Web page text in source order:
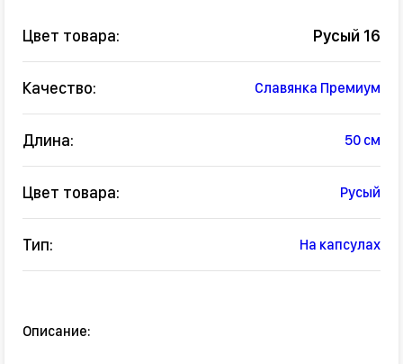
Цвет товара: Русый 16
Качество: Славянка Премиум
Длина: 50 см
Цвет товара: Русый
Тип: На капсулах
Описание: